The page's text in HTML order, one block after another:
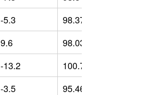
-5.3 98.37
9.6 98.03
-13.2 100.71
-3.5 95.46